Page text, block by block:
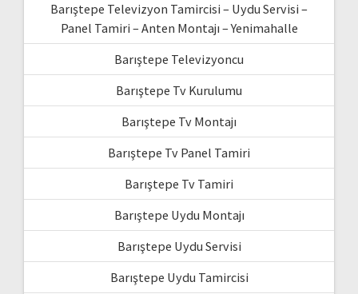
Barıştepe Televizyon Tamircisi – Uydu Servisi –
Panel Tamiri – Anten Montajı – Yenimahalle
Barıştepe Televizyoncu
Barıştepe Tv Kurulumu
Barıştepe Tv Montajı
Barıştepe Tv Panel Tamiri
Barıştepe Tv Tamiri
Barıştepe Uydu Montajı
Barıştepe Uydu Servisi
Barıştepe Uydu Tamircisi